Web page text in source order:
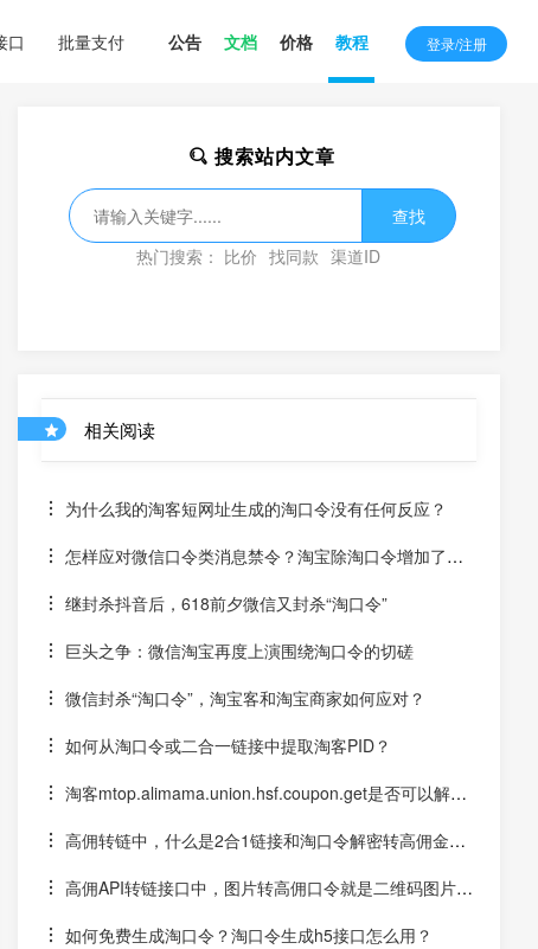
口 批量支付 公告 文档 价格 教程 登录/注册
搜索站内文章
查找
热门搜索： 比价 找同款 渠道ID
相关阅读
为什么我的淘客短网址生成的淘口令没有任何反应？
怎样应对微信口令类消息禁令？淘宝除淘口令增加了图
片分享功能
继封杀抖音后，618前夕微信又封杀“淘口令”
巨头之争：微信淘宝再度上演围绕淘口令的切磋
微信封杀“淘口令”，淘宝客和淘宝商家如何应对？
如何从淘口令或二合一链接中提取淘客PID？
淘客mtop.alimama.union.hsf.coupon.get是否可以解密
淘口令二合一链接？
高佣转链中，什么是2合1链接和淘口令解密转高佣金链
接？高佣API转链接口中，图片转高佣口令就是二维码图片解
码后转成您的淘口令
如何免费生成淘口令？淘口令生成h5接口怎么用？